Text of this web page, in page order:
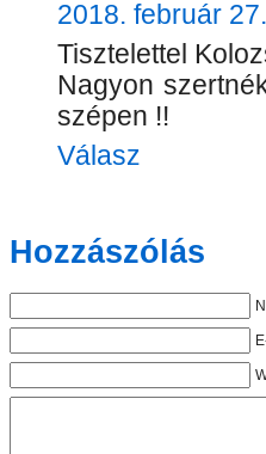
2018. február
Tisztelettel
Nagyon
szépen !!
Válasz
Hozzászólás